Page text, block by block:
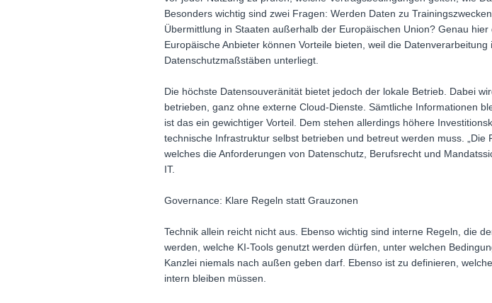
Besonders wichtig sind zwei Fragen: Werden Daten zu
Übermittlung in Staaten außerhalb der Europäischen Union? Genau
Europäische Anbieter können Vorteile bieten, weil die
Datenschutzmaßstäben unterliegt.
Die höchste Datensouveränität bietet jedoch der lokale Betrieb. Dabei
betrieben, ganz ohne externe Cloud-Dienste. Sämtliche Informationen
ist das ein gewichtiger Vorteil. Dem stehen allerdings höhere
technische Infrastruktur selbst betrieben und betreut werden muss.
welches die Anforderungen von Datenschutz, Berufsrecht und
IT.
Governance: Klare Regeln statt Grauzonen
Technik allein reicht nicht aus. Ebenso wichtig sind interne Regeln, die
werden, welche KI-Tools genutzt werden dürfen, unter welchen
Kanzlei niemals nach außen geben darf. Ebenso ist zu definieren,
intern bleiben müssen.